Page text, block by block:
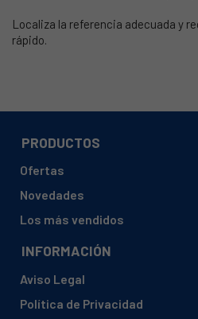
Localiza la referencia adecuada y
rápido.
PRODUCTOS
Ofertas
Novedades
Los más vendidos
INFORMACIÓN
Aviso Legal
Política de Privacidad